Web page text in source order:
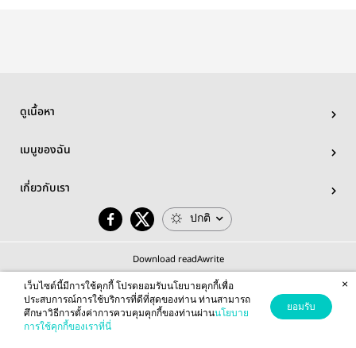
ดูเนื้อหา
เมนูของฉัน
เกี่ยวกับเรา
ปกติ
Download readAwrite
© 2026 readAwrite.com by MEB Corporation Public Company Limited
This site is protected by reCAPTCHA and the Google
เว็บไซต์นี้มีการใช้คุกกี้ โปรดยอมรับนโยบายคุกกี้เพื่อ
ประสบการณ์การใช้บริการที่ดีที่สุดของท่าน ท่านสามารถ
ศึกษาวิธีการตั้งค่าการควบคุมคุกกี้ของท่านผ่านนโยบาย
การใช้คุกกี้ของเราที่นี่
ยอมรับ
×